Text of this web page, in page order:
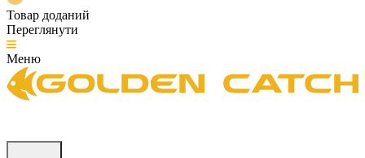
Товар доданий
Переглянути
Меню